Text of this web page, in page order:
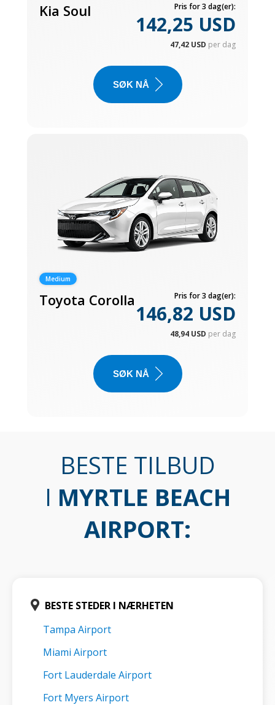
Kia Soul Pris for 3 dag(er):
142,25 USD
47,42 USD per dag
SØK NÅ
Medium
Toyota Corolla Pris for 3 dag(er):
146,82 USD
48,94 USD per dag
SØK NÅ
BESTE TILBUD
I MYRTLE BEACH
AIRPORT:
BESTE STEDER I NÆRHETEN
Tampa Airport
Miami Airport
Fort Lauderdale Airport
Fort Myers Airport